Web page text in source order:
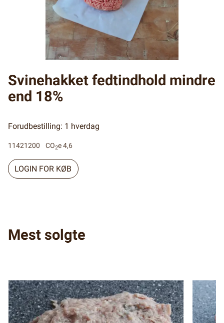
Svinehakket fedtindhold mindre
end 18%
Forudbestilling: 1 hverdag
11421200 CO2e 4,6
LOGIN FOR KØB
Mest solgte